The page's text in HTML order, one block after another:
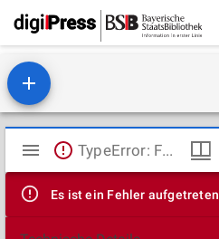
Mirador
Viewer
TypeError: Failed to fetch
Es ist ein Fehler aufgetreten